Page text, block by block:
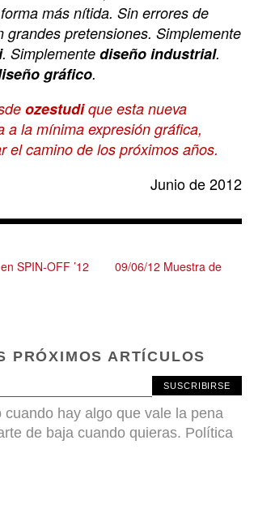
más nítida. Sin errores de
grandes pretensiones. Simplemente
. Simplemente diseño industrial.
gráfico.
ozestudique esta nueva
a la mínima expresión gráfica,
el camino de los próximos años.
Junio de 2012
SPIN-OFF ’12
09/06/12 Muestra de
PRÓXIMOS ARTÍCULOS
SUSCRIBIRSE
cuando hay algo que vale la pena
de baja cuando quieras. Política